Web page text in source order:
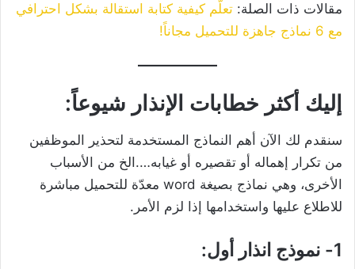
مقالات ذات الصلة: تعلّم كيفية كتابة استقالة بشكل احترافي
مع 6 نماذج جاهزة للتحميل مجاناً!
إليك أكثر خطابات الإنذار شيوعاً:
سنقدم لك الآن أهم النماذج المستخدمة لتحذير الموظفين
من تكرار إهماله أو تقصيره أو غيابه….الخ من الأسباب
الأخرى، وهي نماذج بصيغة word معدّة للتحميل مباشرة
للاطلاع عليها واستخدامها إذا لزم الأمر.
1- نموذج انذار أول: